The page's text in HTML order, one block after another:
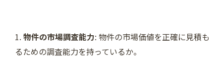
物件の市場調査能力: 物件の市場価値を正確に見積も
るための調査能力を持っているか。